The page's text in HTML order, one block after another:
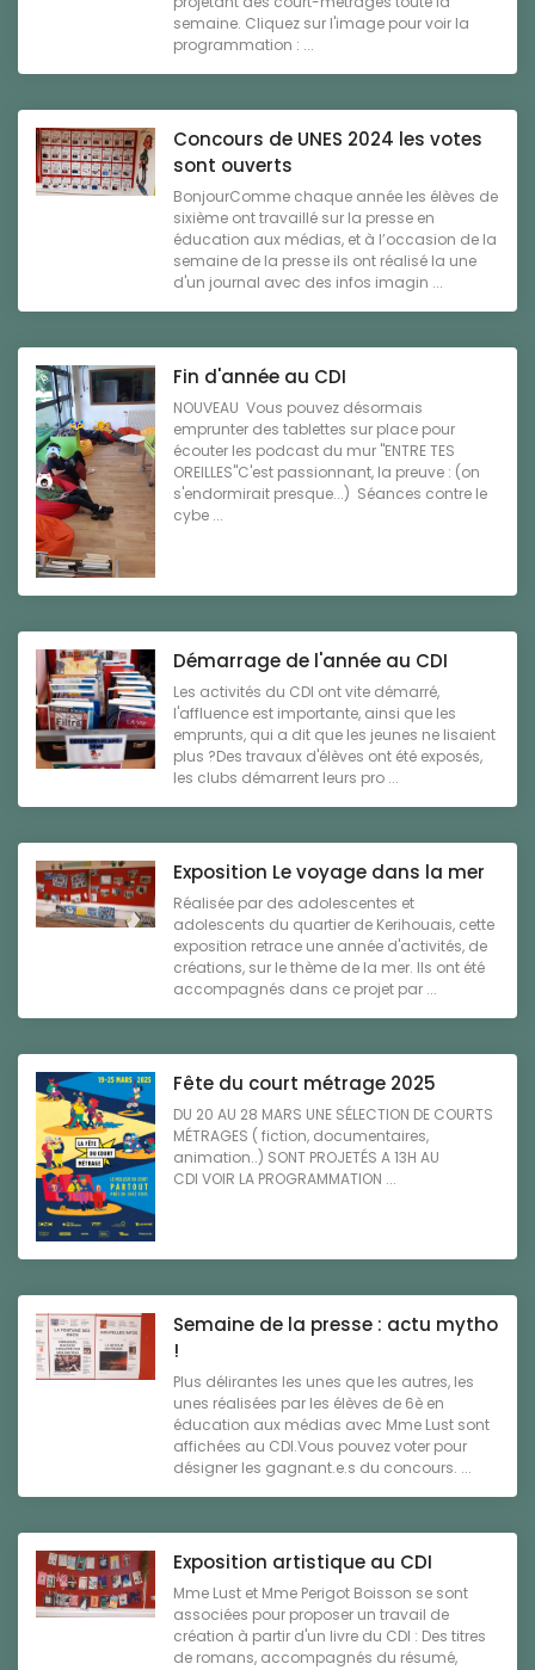
semaine. Cliquez sur l'image pour voir la
programmation : ...
Concours de UNES 2024 les votes
sont ouverts
BonjourComme chaque année les élèves de
sixième ont travaillé sur la presse en
éducation aux médias, et à l’occasion de la
semaine de la presse ils ont réalisé la une
d'un journal avec des infos imagin ...
Fin d'année au CDI
NOUVEAU Vous pouvez désormais
emprunter des tablettes sur place pour
écouter les podcast du mur "ENTRE TES
OREILLES"C'est passionnant, la preuve : (on
s'endormirait presque...) Séances contre le
cybe ...
Démarrage de l'année au CDI
Les activités du CDI ont vite démarré,
l'affluence est importante, ainsi que les
emprunts, qui a dit que les jeunes ne lisaient
plus ?Des travaux d'élèves ont été exposés,
les clubs démarrent leurs pro ...
Exposition Le voyage dans la mer
Réalisée par des adolescentes et
adolescents du quartier de Kerihouais, cette
exposition retrace une année d'activités, de
créations, sur le thème de la mer. Ils ont été
accompagnés dans ce projet par ...
Fête du court métrage 2025
DU 20 AU 28 MARS UNE SÉLECTION DE COURTS
MÉTRAGES ( fiction, documentaires,
animation..) SONT PROJETÉS A 13H AU
CDI VOIR LA PROGRAMMATION ...
Semaine de la presse : actu mytho
!
Plus délirantes les unes que les autres, les
unes réalisées par les élèves de 6è en
éducation aux médias avec Mme Lust sont
affichées au CDI.Vous pouvez voter pour
désigner les gagnant.e.s du concours. ...
Exposition artistique au CDI
Mme Lust et Mme Perigot Boisson se sont
associées pour proposer un travail de
création à partir d'un livre du CDI : Des titres
de romans, accompagnés du résumé,